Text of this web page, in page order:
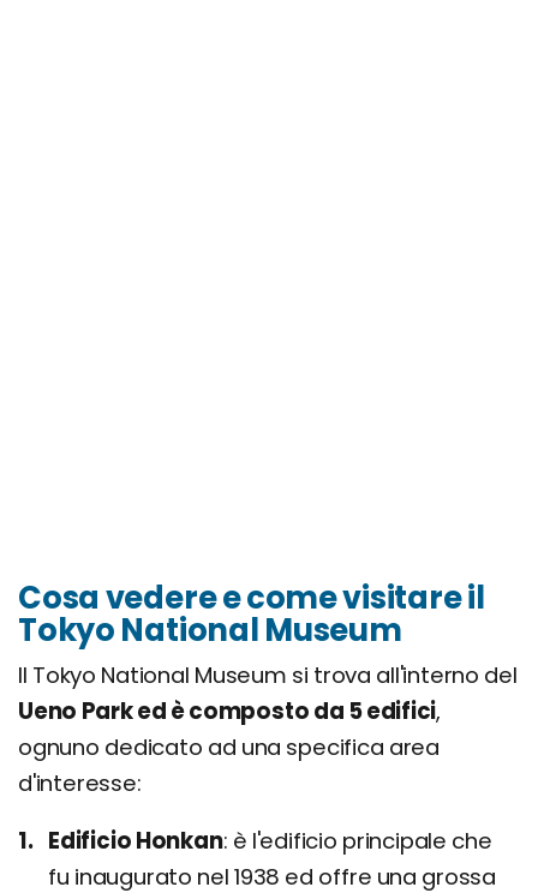
Cosa vedere e come visitare il
Tokyo National Museum
Il Tokyo National Museum si trova all'interno del
Ueno Park ed è composto da 5 edifici,
ognuno dedicato ad una specifica area
d'interesse:
Edificio Honkan è l'edificio principale che
fu inaugurato nel 1938 ed offre una grossa